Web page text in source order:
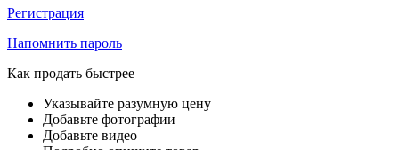
Регистрация
Напомнить пароль
Как продать быстрее
Указывайте разумную цену
Добавьте фотографии
Добавьте видео